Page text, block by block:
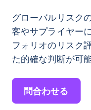
グローバルリスク
客やサプライヤー
フォリオのリスク
た的確な判断が可
問合わせる